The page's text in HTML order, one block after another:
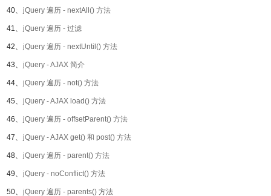
40、 jQuery 遍历 - nextAll() 方法
41、 jQuery 遍历 - 过滤
42、 jQuery 遍历 - nextUntil() 方法
43、 jQuery - AJAX 简介
44、 jQuery 遍历 - not() 方法
45、 jQuery - AJAX load() 方法
46、 jQuery 遍历 - offsetParent() 方法
47、 jQuery - AJAX get() 和 post() 方法
48、 jQuery 遍历 - parent() 方法
49、 jQuery - noConflict() 方法
50、 jQuery 遍历 - parents() 方法